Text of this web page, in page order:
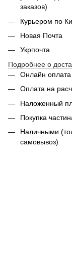
заказов)
Курьером по
Новая Почта
Укрпочта
Подробнее о
Онлайн оплата
Оплата на
Наложенный
Покупка
Наличными
самовывоз)